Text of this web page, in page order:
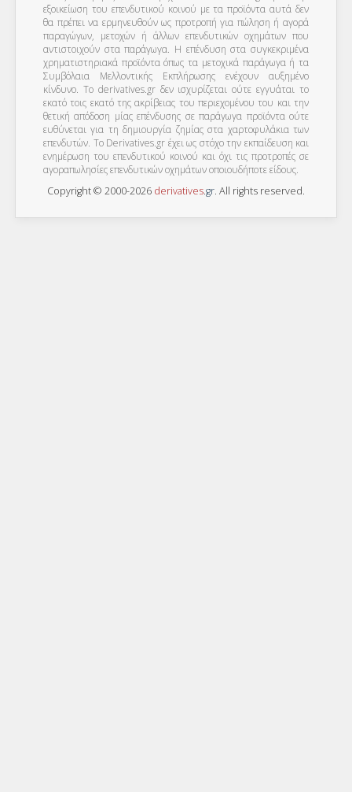
εξοικείωση του επενδυτικού κοινού με τα προϊόντα αυτά δεν
θα πρέπει να ερμηνευθούν ως προτροπή για πώληση ή αγορά
παραγώγων, μετοχών ή άλλων επενδυτικών οχημάτων που
αντιστοιχούν στα παράγωγα. Η επένδυση στα συγκεκριμένα
χρηματιστηριακά προϊόντα όπως τα μετοχικά παράγωγα ή τα
Συμβόλαια Μελλοντικής Εκπλήρωσης ενέχουν αυξημένο
κίνδυνο. Το derivatives.gr δεν ισχυρίζεται ούτε εγγυάται το
εκατό τοις εκατό της ακρίβειας του περιεχομένου του και την
θετική απόδοση μίας επένδυσης σε παράγωγα προϊόντα ούτε
ευθύνεται για τη δημιουργία ζημίας στα χαρτοφυλάκια των
επενδυτών. To Derivatives.gr έχει ως στόχο την εκπαίδευση και
ενημέρωση του επενδυτικού κοινού και όχι τις προτροπές σε
αγοραπωλησίες επενδυτικών οχημάτων οποιουδήποτε είδους.
Copyright © 2000-2026 derivatives.gr. All rights reserved.